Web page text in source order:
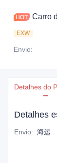
Carro
EXW
Envio:
Detalhes do
Detalhes
Envio: 海运